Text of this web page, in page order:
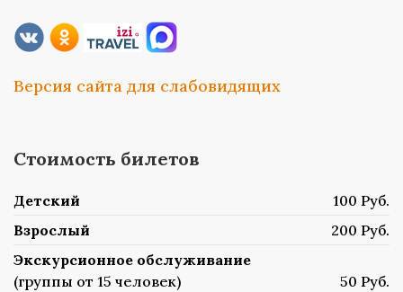
Версия сайта для слабовидящих
Стоимость билетов
Детский
100 Руб.
Взрослый
200 Руб.
Экскурсионное обслуживание
(группы от 15 человек)
50 Руб.